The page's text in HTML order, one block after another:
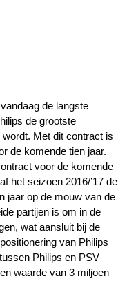
de langste
de grootste
Met dit contract is
de komende tien jaar.
voor de komende
het seizoen 2016/’17 de
jaar op de mouw van de
partijen is om in de
wat aansluit bij de
van Philips
Philips en PSV
waarde van 3 miljoen